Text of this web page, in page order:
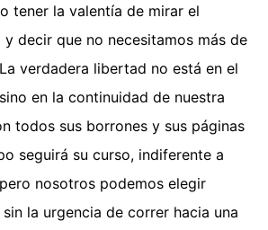
tener la valentía de mirar el
y decir que no necesitamos más de
verdadera libertad no está en el
en la continuidad de nuestra
todos sus borrones y sus páginas
seguirá su curso, indiferente a
nosotros podemos elegir
la urgencia de correr hacia una